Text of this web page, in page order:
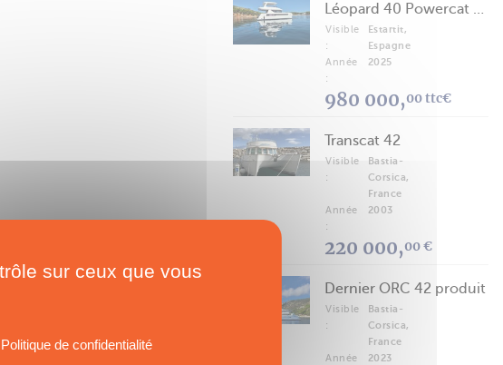
Léopard 40 Powercat 2025
Visible
:
Estartit,
Espagne
Année
:
2025
980 000,00 ttc€
Transcat 42
Visible
:
Bastia-
Corsica,
France
Année
:
2003
220 000,00 €
Dernier ORC 42 produit
Visible
:
Bastia-
Corsica,
France
Année
2023
sur ceux que vous
Politique de confidentialité